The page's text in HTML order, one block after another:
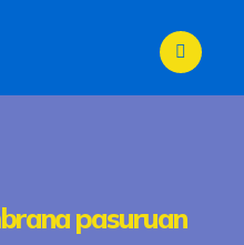
pasuruan